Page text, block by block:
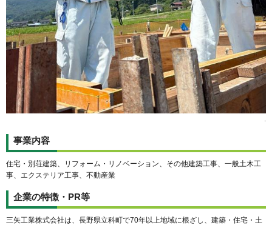
.
事業内容
住宅・別荘建築、リフォーム・リノベーション、その他建築工事、一般土木工
事、エクステリア工事、不動産業
企業の特徴・PR等
三矢工業株式会社は、長野県立科町で70年以上地域に根ざし、建築・住宅・土